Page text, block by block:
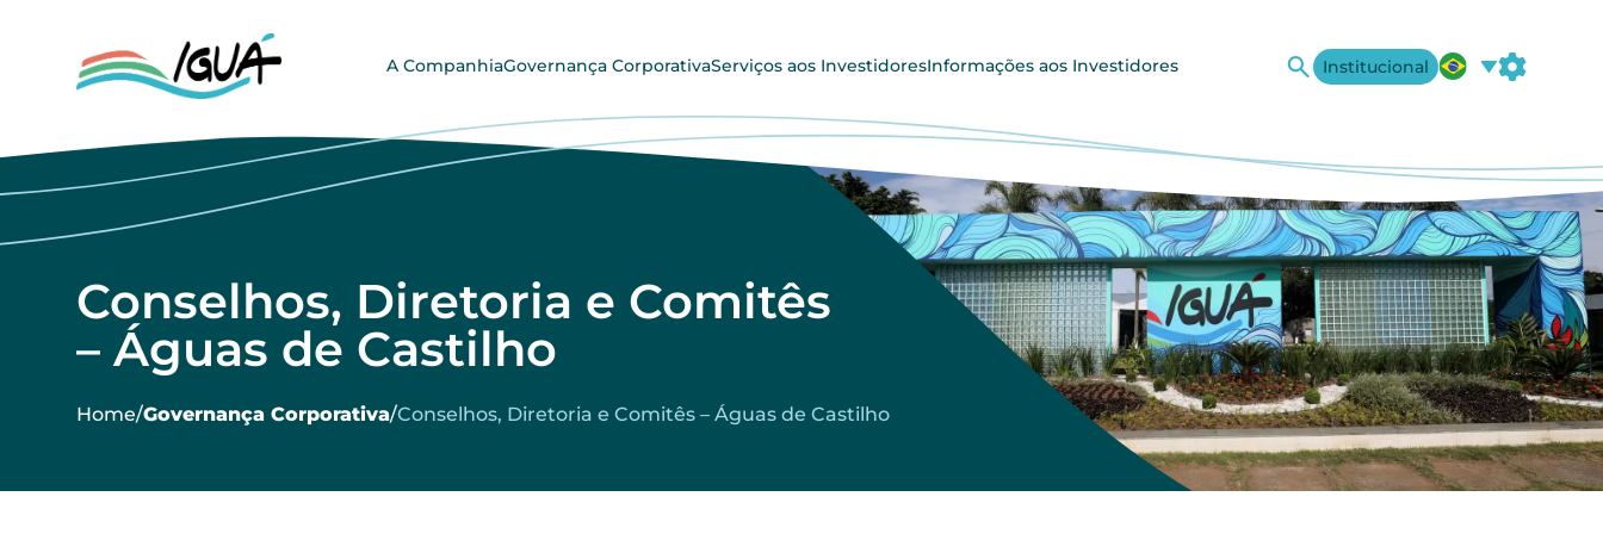
A CompanhiaGovernança CorporativaServiços aos InvestidoresInformações aos Investidores Institucional
A+ A-
Conselhos, Diretoria e Comitês
– Águas de Castilho
Home/Governança Corporativa/Conselhos, Diretoria e Comitês – Águas de Castilho